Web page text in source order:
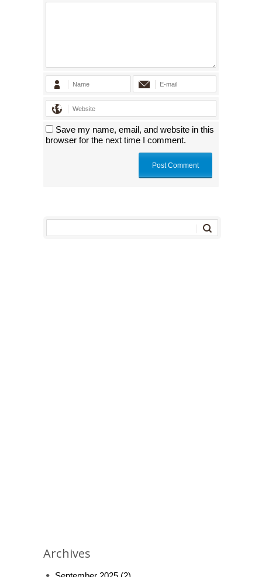
Save my name, email, and website in this
browser for the next time I comment.
Archives